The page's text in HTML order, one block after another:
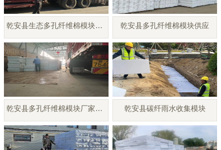
乾安县生态多孔纤维棉模块厂家 乾安县多孔纤维棉模块供应
乾安县多孔纤维棉模块厂家直销 乾安县碳纤雨水收集模块